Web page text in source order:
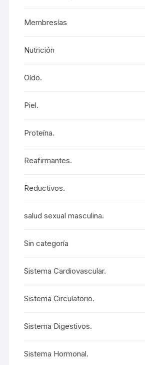
Membresías
Nutrición
Oído.
Piel.
Proteína.
Reafirmantes.
Reductivos.
salud sexual masculina.
Sin categoría
Sistema Cardiovascular.
Sistema Circulatorio.
Sistema Digestivos.
Sistema Hormonal.